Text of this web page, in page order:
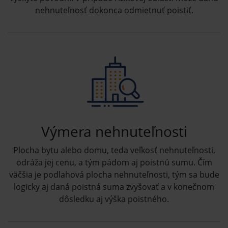
nehnuteľnosť dokonca odmietnuť poistiť.
Výmera nehnuteľnosti
Plocha bytu alebo domu, teda veľkosť nehnuteľnosti,
odráža jej cenu, a tým pádom aj poistnú sumu. Čím
väčšia je podlahová plocha nehnuteľnosti, tým sa bude
logicky aj daná poistná suma zvyšovať a v konečnom
dôsledku aj výška poistného.